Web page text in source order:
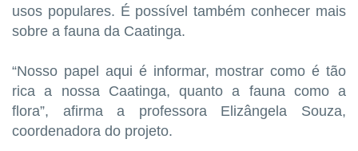
usos populares. É possível também conhecer mais
sobre a fauna da Caatinga.
“Nosso papel aqui é informar, mostrar como é tão
rica a nossa Caatinga, quanto a fauna como a
flora”, afirma a professora Elizângela Souza,
coordenadora do projeto.